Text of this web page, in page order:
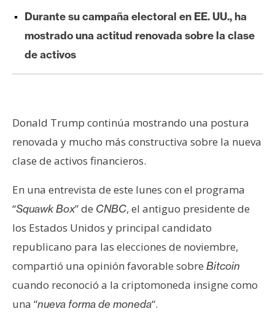
A
A
n
i
s
i
N
o
t
a
s
d
e
Durante su campaña electoral en EE. UU., ha
mostrado una actitud renovada sobre la clase
de activos
Donald Trump continúa mostrando una postura
renovada y mucho más constructiva sobre la nueva
clase de activos financieros.
En una entrevista de este lunes con el programa
“Squawk Box” de CNBC, el antiguo presidente de
los Estados Unidos y principal candidato
republicano para las elecciones de noviembre,
compartió una opinión favorable sobre Bitcoin
cuando reconoció a la criptomoneda insigne como
una “nueva forma de moneda“.